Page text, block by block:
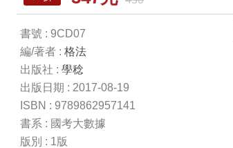
書號 : 9CD07
編/著者 : 格法
出版社 : 學稔
出版日期 : 2017-08-19
ISBN : 9789862957141
書系 : 國考大數據
版別 : 1版